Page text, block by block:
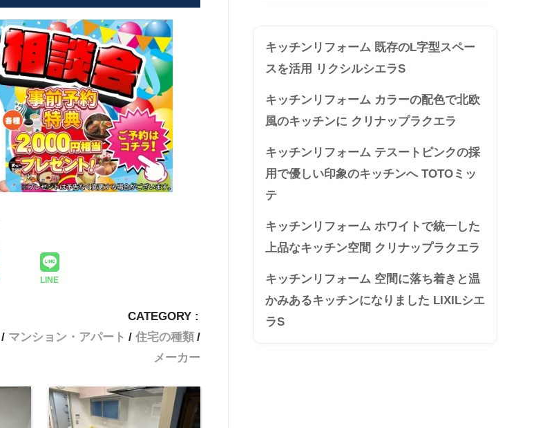
LINE
CATEGORY :
マンション・アパート
住宅の種類
メーカー
キッチンリフォーム 既存のL字型スペー
スを活用 リクシルシエラS
キッチンリフォーム カラーの配色で北欧
風のキッチンに クリナップラクエラ
キッチンリフォーム テスートピンクの採
用で優しい印象のキッチンへ TOTOミッ
テ
キッチンリフォーム ホワイトで統一した
上品なキッチン空間 クリナップラクエラ
キッチンリフォーム 空間に落ち着きと温
かみあるキッチンになりました LIXILシエ
ラS